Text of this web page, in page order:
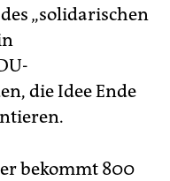
„solidarischen
die Idee Ende
bekommt 800